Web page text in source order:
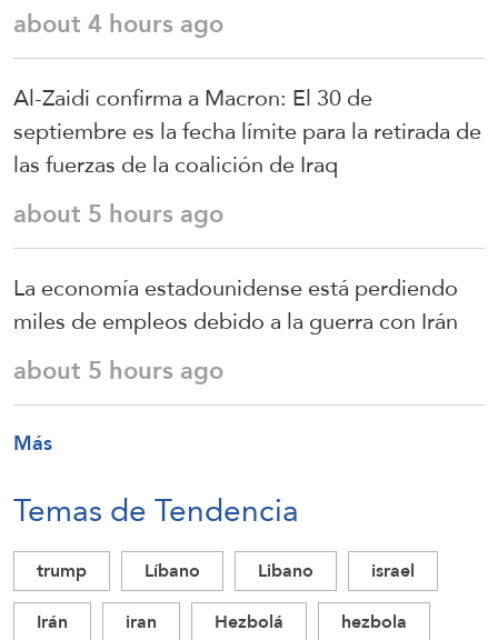
about 4 hours ago
Al-Zaidi confirma a Macron: El 30 de
septiembre es la fecha límite para la retirada de
las fuerzas de la coalición de Iraq
about 5 hours ago
La economía estadounidense está perdiendo
miles de empleos debido a la guerra con Irán
about 5 hours ago
Más
Temas de Tendencia
trump Líbano Libano
israel
Irán
iran Hezbolá
hezbola